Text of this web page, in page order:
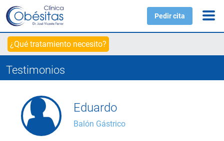
Pedir cita
¿Qué tratamiento necesito?
Testimonios
Eduardo
Balón Gástrico